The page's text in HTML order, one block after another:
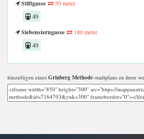
Stiftgasse
50 meter
49
Siebensterngasse
180 meter
49
hinzufügen eines Grinberg Methode-stadtplans zu ihrer